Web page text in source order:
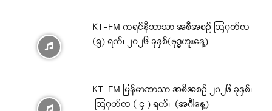
KT-FM ကရင်နီဘာသာ အစီအစဉ် ဩဂုတ်လ
(၅) ရက်၊ ၂၀၂၆ ခုနှစ်(ဗုဒ္ဓဟူးနေ့)
KT-FM မြန်မာဘာသာ အစီအစဉ် ၂၀၂၆ ခုနှစ်၊
ဩဂုတ်လ ( ၄ ) ရက်၊ (အင်္ဂါနေ့)